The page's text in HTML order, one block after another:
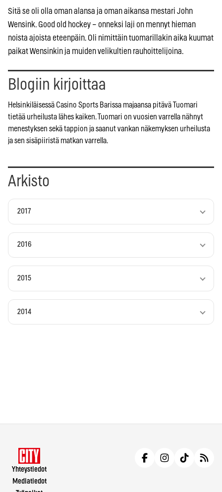
Sitä se oli olla oman alansa ja oman aikansa mestari John
Wensink. Good old hockey – onneksi laji on mennyt hieman
noista ajoista eteenpäin. Oli nimittäin tuomarillakin aika kuumat
paikat Wensinkin ja muiden velikultien rauhoittelijoina.
Blogiin kirjoittaa
Helsinkiläisessä Casino Sports Barissa majaansa pitävä Tuomari
tietää urheilusta lähes kaiken. Tuomari on vuosien varrella nähnyt
menestyksen sekä tappion ja saanut vankan näkemyksen urheilusta
ja sen sisäpiiristä matkan varrella.
Arkisto
2017
2016
2015
2014
Yhteystiedot
Mediatiedot